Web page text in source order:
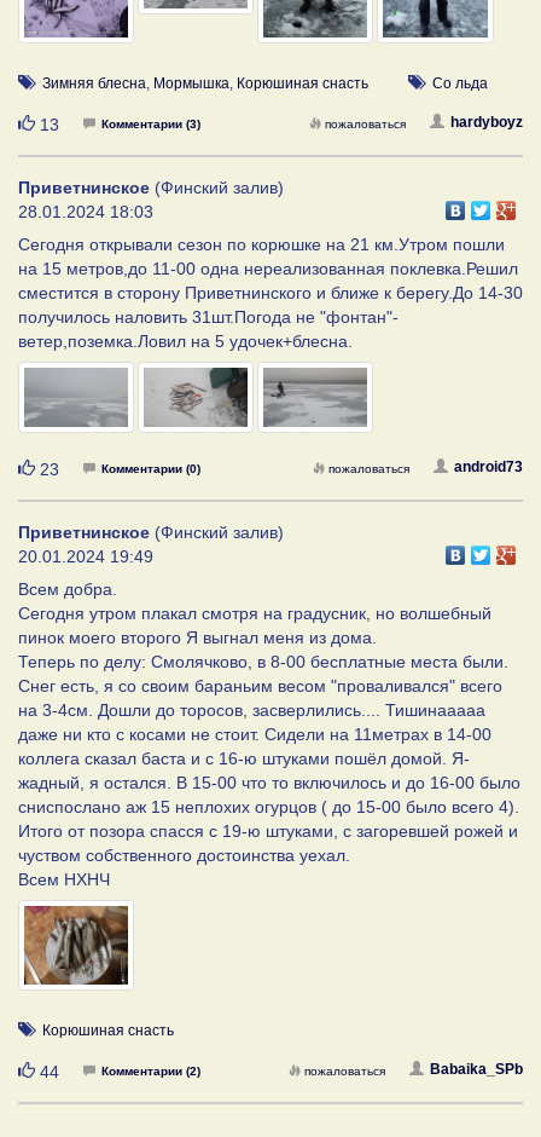
Зимняя блесна, Мормышка, Корюшиная снасть Со льда
Нравится
13 Комментарии (3) hardyboyz
пожаловаться
Приветнинское (Финский залив)
28.01.2024 18:03
Сегодня открывали сезон по корюшке на 21 км.Утром пошли
на 15 метров,до 11-00 одна нереализованная поклевка.Решил
сместится в сторону Приветнинского и ближе к берегу.До 14-30
получилось наловить 31шт.Погода не "фонтан"-
ветер,поземка.Ловил на 5 удочек+блесна.
Нравится
23 Комментарии (0) android73
пожаловаться
Приветнинское (Финский залив)
20.01.2024 19:49
Всем добра.
Сегодня утром плакал смотря на градусник, но волшебный
пинок моего второго Я выгнал меня из дома.
Теперь по делу: Смолячково, в 8-00 бесплатные места были.
Снег есть, я со своим бараньим весом "проваливался" всего
на 3-4см. Дошли до торосов, засверлились.... Тишинааааа
даже ни кто с косами не стоит. Сидели на 11метрах в 14-00
коллега сказал баста и с 16-ю штуками пошёл домой. Я-
жадный, я остался. В 15-00 что то включилось и до 16-00 было
сниспослано аж 15 неплохих огурцов ( до 15-00 было всего 4).
Итого от позора спасся с 19-ю штуками, с загоревшей рожей и
чуством собственного достоинства уехал.
Всем НХНЧ
Корюшиная снасть
Нравится
44 Комментарии (2) Babaika_SPb
пожаловаться